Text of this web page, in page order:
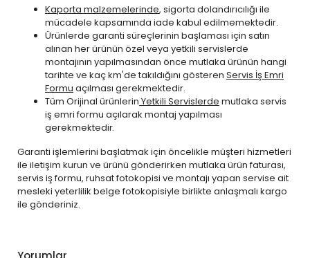
Kaporta malzemelerinde, sigorta dolandırıcılığı ile
mücadele kapsamında iade kabul edilmemektedir.
Ürünlerde garanti süreçlerinin başlaması için satın
alınan her ürünün özel veya yetkili servislerde
montajının yapılmasından önce mutlaka ürünün hangi
tarihte ve kaç km'de takıldığını gösteren Servis İş Emri
Formu açılması gerekmektedir.
Tüm Orijinal ürünlerin Yetkili Servislerde mutlaka servis
iş emri formu açılarak montaj yapılması
gerekmektedir.
Garanti işlemlerini başlatmak için öncelikle müşteri hizmetleri
ile iletişim kurun ve ürünü gönderirken mutlaka ürün faturası,
servis iş formu, ruhsat fotokopisi ve montajı yapan servise ait
mesleki yeterlilik belge fotokopisiyle birlikte anlaşmalı kargo
ile gönderiniz.